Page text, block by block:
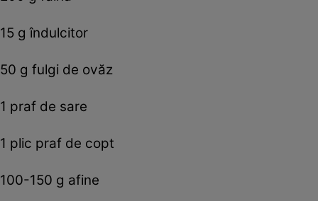
15 g îndulcitor
50 g fulgi de ovăz
1 praf de sare
1 plic praf de copt
100-150 g afine